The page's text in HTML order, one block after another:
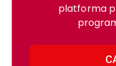
platforma